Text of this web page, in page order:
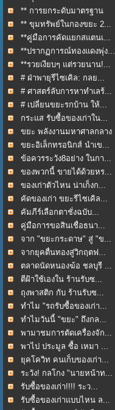
** การยกระดับมาตรฐาน
กา...
** ขุมทรัพย์ในกองขยะ 2...
**คู่มือการคัดแยกสแตนเ...
**ปรากฏการณ์ทองแดงพุ่ง...
**รวยเงียบๆ แต่รวยนาน!...
# ฝ่าพายุรีไซเคิล: กลย...
# ศาสตร์ลับการหาทำเลร้...
# เปลี่ยนขยะรกบ้าน ให้...
กระแส รับซื้อของเก่าใน...
ขยะ พลังงานมหาศาลกลาง
ใ...
ขยะอิเล็กทรอนิกส์ นำเข...
ข้อควรระวัง8อย่าง ในกา...
ของพวกนี้ ขายได้ด้วยหร...
ของเก่าตัวไหน น่าเก็งก...
คัดของเก่า ขยะรีไซเคิล...
คัมภีร์เลือกตาชั่งฉบับ...
คู่มือการขอสินเชื่อธนา...
จาก "ขยะกระดาษ" สู่ "ข...
จากยุคตื่นทองสู่วิกฤตฟ...
ตลาดนัดหนองฆ้อ ชลบุรี ...
ตีฝ้าใช้เองใน ร้านรับซ...
ถุงพาสติก กับ ร้านรับซ...
ทำไม "รถรับซื้อของเก่า...
ทำไมวันนี้ "ขยะ" ถึงกล...
พามาชมการตัดเครื่องจัก...
พาไป ประมูล ซื้อ เหมา ...
ยุคโควิท คนเก็บของเก่า...
ระวัง! กลโกง "นายหน้าท...
รับซื้อของเก่า!!!! ระว...
รับซื้อของเก่าแบบไหน ล...